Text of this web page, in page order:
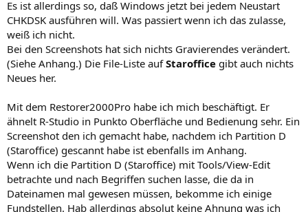
Es ist allerdings so, daß Windows jetzt bei jedem Neustart
CHKDSK ausführen will. Was passiert wenn ich das zulasse,
weiß ich nicht.
Bei den Screenshots hat sich nichts Gravierendes verändert.
(Siehe Anhang.) Die File-Liste aufStaroffice gibt auch nichts
Neues her.
Mit dem Restorer2000Pro habe ich mich beschäftigt. Er
ähnelt R-Studio in Punkto Oberfläche und Bedienung sehr. Ein
Screenshot den ich gemacht habe, nachdem ich Partition D
(Staroffice) gescannt habe ist ebenfalls im Anhang.
Wenn ich die Partition D (Staroffice) mit Tools/View-Edit
betrachte und nach Begriffen suchen lasse, die da in
Dateinamen mal gewesen müssen, bekomme ich einige
Fundstellen. Hab allerdings absolut keine Ahnung was ich